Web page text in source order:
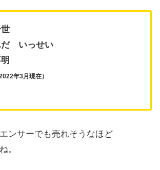
だ いっせい
2022年3月現在）
ンサーでも売れそうなほど
。